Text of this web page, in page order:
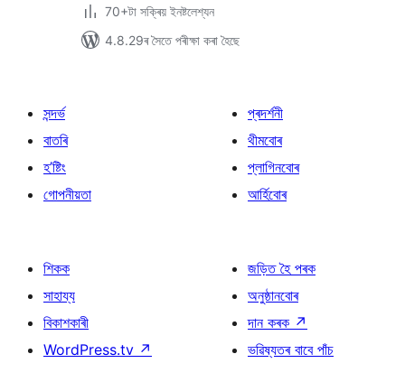
70+টা সক্ৰিয় ইনষ্টলেশ্যন
4.8.29ৰ সৈতে পৰীক্ষা কৰা হৈছে
সন্দৰ্ভ
বাতৰি
হ’ষ্টিং
গোপনীয়তা
প্ৰদৰ্শনী
থীমবোৰ
প্লাগিনবোৰ
আৰ্হিবোৰ
শিকক
সাহায্য
বিকাশকাৰী
WordPress.tv ↗
জড়িত হৈ পৰক
অনুষ্ঠানবোৰ
দান কৰক ↗
ভৱিষ্যতৰ বাবে পাঁচ